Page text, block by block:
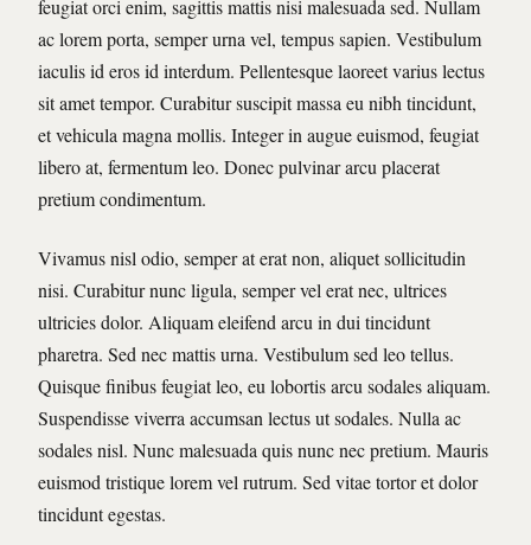
feugiat orci enim, sagittis mattis nisi malesuada sed. Nullam
ac lorem porta, semper urna vel, tempus sapien. Vestibulum
iaculis id eros id interdum. Pellentesque laoreet varius lectus
sit amet tempor. Curabitur suscipit massa eu nibh tincidunt,
et vehicula magna mollis. Integer in augue euismod, feugiat
libero at, fermentum leo. Donec pulvinar arcu placerat
pretium condimentum.
Vivamus nisl odio, semper at erat non, aliquet sollicitudin
nisi. Curabitur nunc ligula, semper vel erat nec, ultrices
ultricies dolor. Aliquam eleifend arcu in dui tincidunt
pharetra. Sed nec mattis urna. Vestibulum sed leo tellus.
Quisque finibus feugiat leo, eu lobortis arcu sodales aliquam.
Suspendisse viverra accumsan lectus ut sodales. Nulla ac
sodales nisl. Nunc malesuada quis nunc nec pretium. Mauris
euismod tristique lorem vel rutrum. Sed vitae tortor et dolor
tincidunt egestas.